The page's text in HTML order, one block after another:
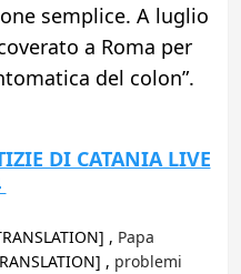
semplice. A luglio
a Roma per
del colon”.
DI CATANIA LIVE
, Papa
, problemi